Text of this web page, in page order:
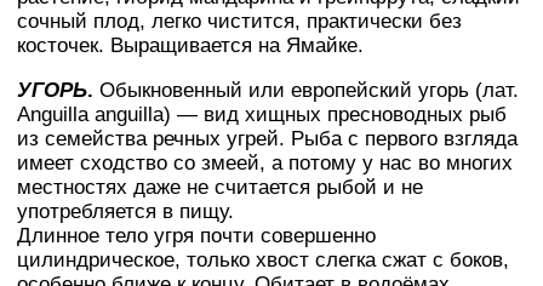
сочный плод, легко чистится, практически без
косточек. Выращивается на Ямайке.
УГОРЬ. Обыкновенный или европейский угорь (лат.
Anguilla anguilla) — вид хищных пресноводных рыб
из семейства речных угрей. Рыба с первого взгляда
имеет сходство со змеей, а потому у нас во многих
местностях даже не считается рыбой и не
употребляется в пищу.
Длинное тело угря почти совершенно
цилиндрическое, только хвост слегка сжат с боков,